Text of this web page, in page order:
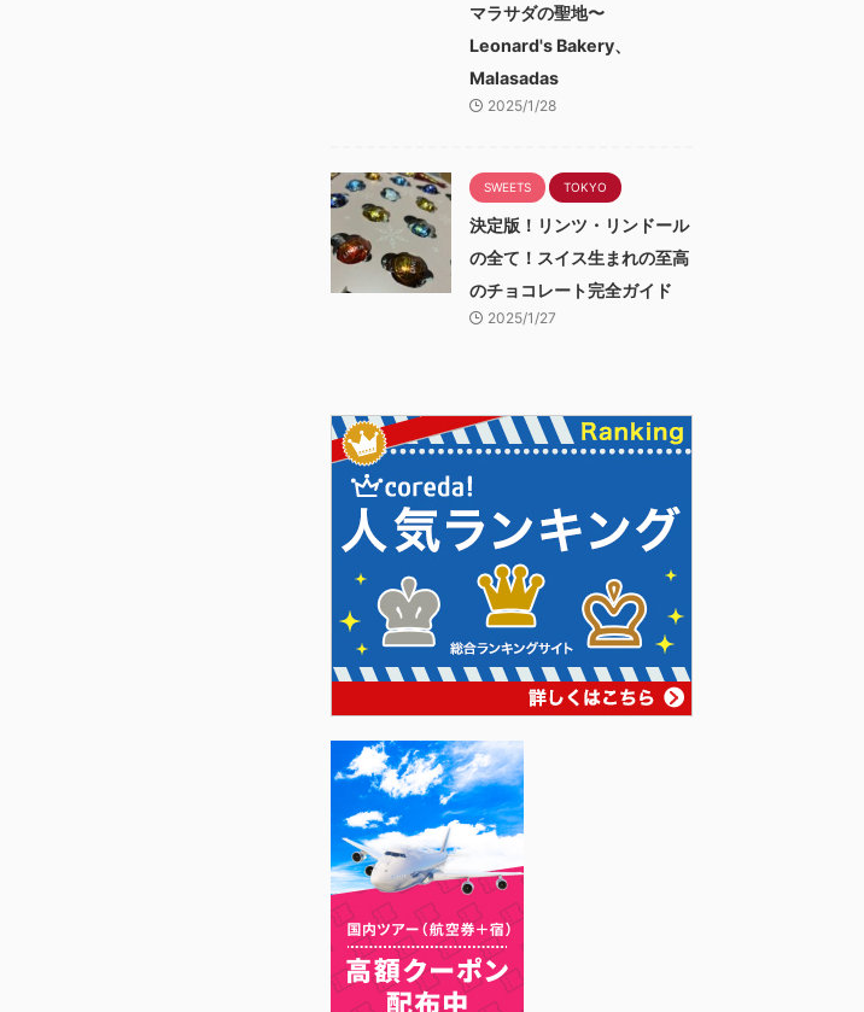
マラサダの聖地〜
Leonard's Bakery、
Malasadas
2025/1/28
SWEETS TOKYO
決定版！リンツ・リンドール
の全て！スイス生まれの至高
のチョコレート完全ガイド
2025/1/27